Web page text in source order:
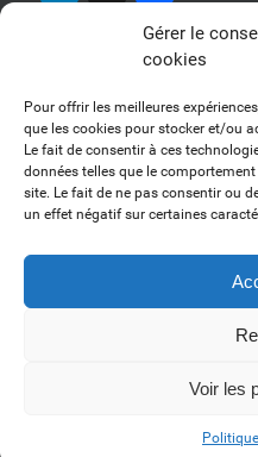
Gérer le
cookies
Pour offrir les meilleures
que les cookies pour stocker et/ou
Le fait de consentir à ces
données telles que le
site. Le fait de ne pas consentir ou
un effet négatif sur certaines
Voir les
1, 2,
Découvrez nos